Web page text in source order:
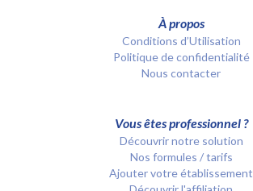
À propos
Conditions d’Utilisation
Politique de confidentialité
Nous contacter
Vous êtes professionnel ?
Découvrir notre solution
Nos formules / tarifs
Ajouter votre établissement